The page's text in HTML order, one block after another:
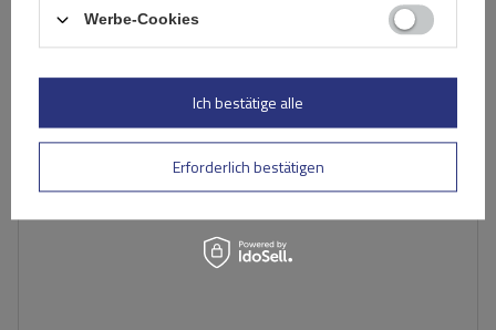
Werbe-Cookies
Erforderlich bestätigen
Ich bestätige alle